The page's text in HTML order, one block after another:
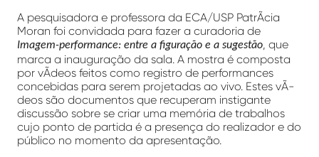
A pesquisadora e professora da ECA/USP PatrÃ­cia
Moran foi convidada para fazer a curadoria de
Imagem-performance: entre a figuração e a sugestão, que
marca a inauguração da sala. A mostra é composta
por vÃ­deos feitos como registro de performances
concebidas para serem projetadas ao vivo. Estes vÃ­
deos são documentos que recuperam instigante
discussão sobre se criar uma memória de trabalhos
cujo ponto de partida é a presença do realizador e do
público no momento da apresentação.